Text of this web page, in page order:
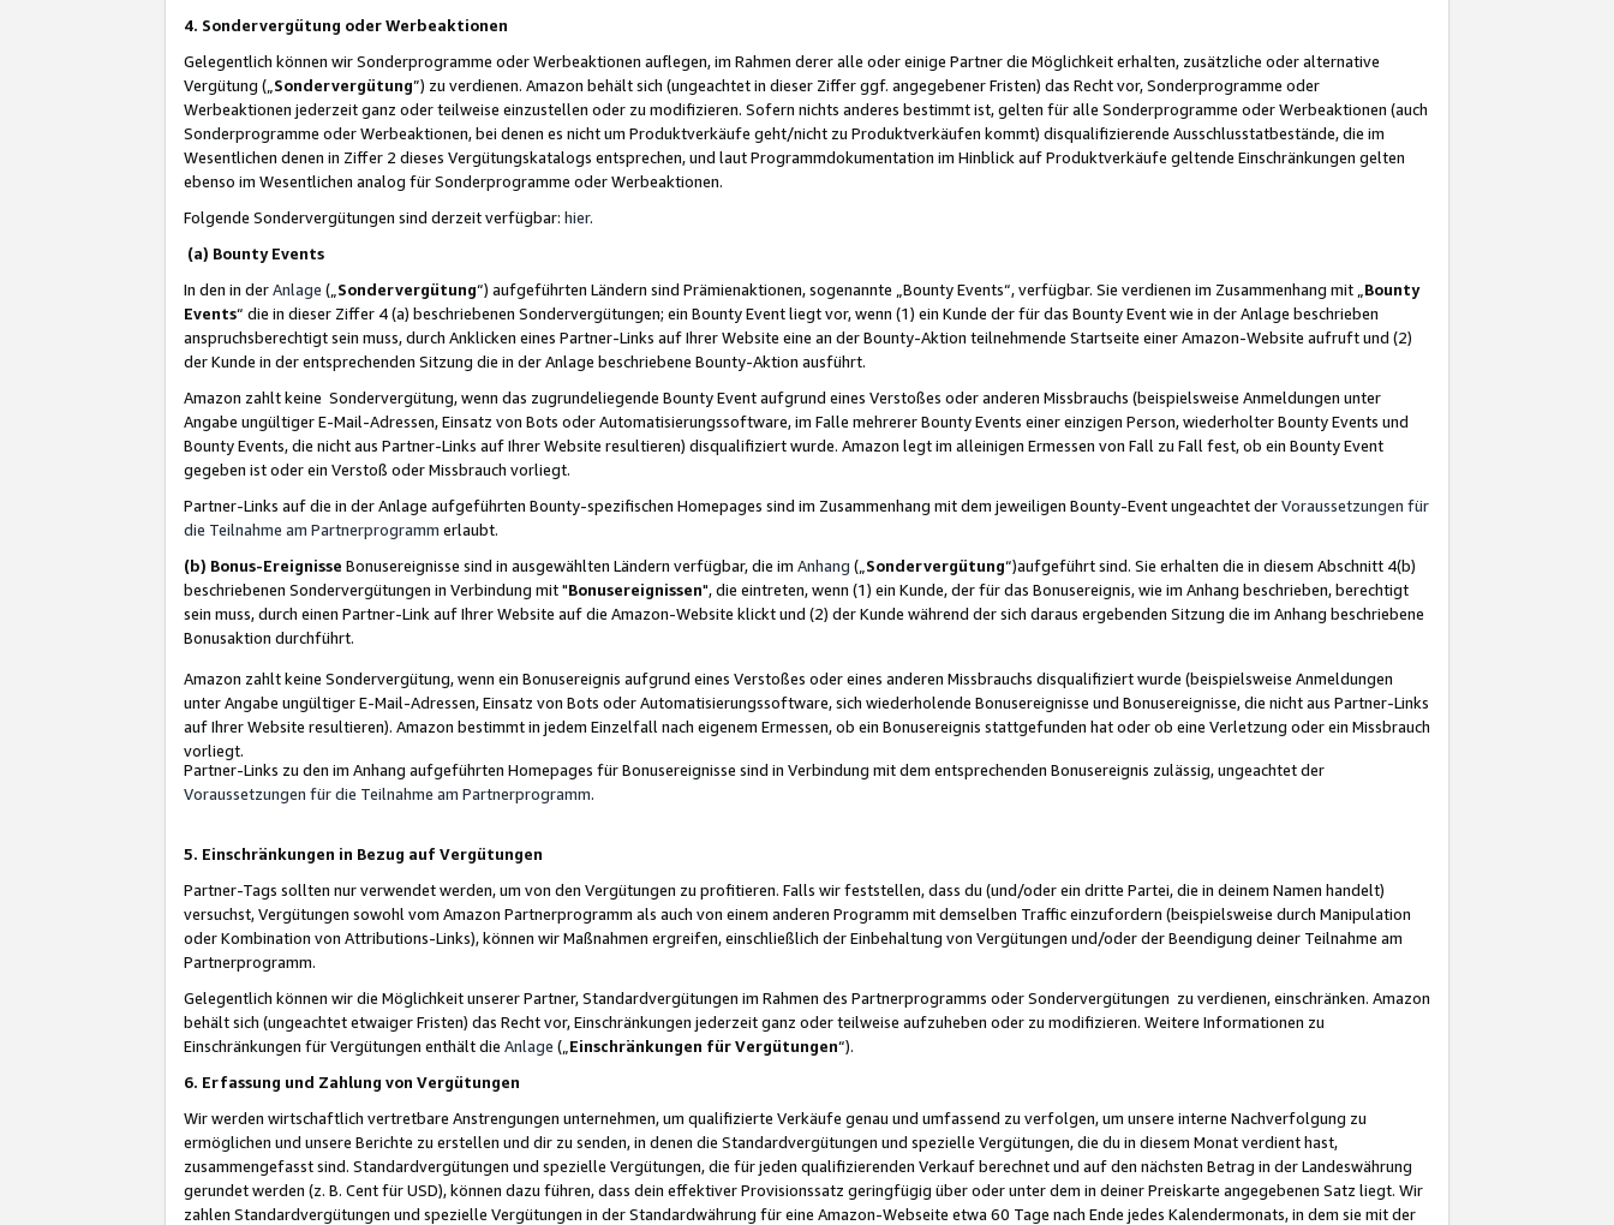
4. Sondervergütung oder Werbeaktionen
Gelegentlich können wir Sonderprogramme oder Werbeaktionen auflegen, im Rahmen derer alle oder einige Partner die Möglichkeit erhalten, zusätzliche oder alternative
Vergütung („ Sondervergütung”) zu verdienen. Amazon behält sich (ungeachtet in dieser Ziffer ggf. angegebener Fristen) das Recht vor, Sonderprogramme oder
Werbeaktionen jederzeit ganz oder teilweise einzustellen oder zu modifizieren. Sofern nichts anderes bestimmt ist, gelten für alle Sonderprogramme oder Werbeaktionen (auch
Sonderprogramme oder Werbeaktionen, bei denen es nicht um Produktverkäufe geht/nicht zu Produktverkäufen kommt) disqualifizierende Ausschlusstatbestände, die im
Wesentlichen denen in Ziffer 2 dieses Vergütungskatalogs entsprechen, und laut Programmdokumentation im Hinblick auf Produktverkäufe geltende Einschränkungen gelten
ebenso im Wesentlichen analog für Sonderprogramme oder Werbeaktionen.
Folgende Sondervergütungen sind derzeit verfügbar: hier.
(a) Bounty Events
In den in derAnlage („ Sondervergütung“) aufgeführten Ländern sind Prämienaktionen, sogenannte „Bounty Events“, verfügbar. Sie verdienen im Zusammenhang mit „ Bounty
Events“ die in dieser Ziffer 4 (a) beschriebenen Sondervergütungen; ein Bounty Event liegt vor, wenn (1) ein Kunde der für das Bounty Event wie in der Anlage beschrieben
anspruchsberechtigt sein muss, durch Anklicken eines Partner-Links auf Ihrer Website eine an der Bounty-Aktion teilnehmende Startseite einer Amazon-Website aufruft und (2)
der Kunde in der entsprechenden Sitzung die in der Anlage beschriebene Bounty-Aktion ausführt.
Amazon zahlt keine Sondervergütung, wenn das zugrundeliegende Bounty Event aufgrund eines Verstoßes oder anderen Missbrauchs (beispielsweise Anmeldungen unter
Angabe ungültiger E-Mail-Adressen, Einsatz von Bots oder Automatisierungssoftware, im Falle mehrerer Bounty Events einer einzigen Person, wiederholter Bounty Events und
Bounty Events, die nicht aus Partner-Links auf Ihrer Website resultieren) disqualifiziert wurde. Amazon legt im alleinigen Ermessen von Fall zu Fall fest, ob ein Bounty Event
gegeben ist oder ein Verstoß oder Missbrauch vorliegt.
Partner-Links auf die in der Anlage aufgeführten Bounty-spezifischen Homepages sind im Zusammenhang mit dem jeweiligen Bounty-Event ungeachtet derVoraussetzungen für
die Teilnahme am Partnerprogramm erlaubt.
(b) Bonus-Ereignisse Bonusereignisse sind in ausgewählten Ländern verfügbar, die im Anhang („ Sondervergütung“)aufgeführt sind. Sie erhalten die in diesem Abschnitt 4(b)
beschriebenen Sondervergütungen in Verbindung mit "Bonusereignissen", die eintreten, wenn (1) ein Kunde, der für das Bonusereignis, wie im Anhang beschrieben, berechtigt
sein muss, durch einen Partner-Link auf Ihrer Website auf die Amazon-Website klickt und (2) der Kunde während der sich daraus ergebenden Sitzung die im Anhang beschriebene
Bonusaktion durchführt.
Amazon zahlt keine Sondervergütung, wenn ein Bonusereignis aufgrund eines Verstoßes oder eines anderen Missbrauchs disqualifiziert wurde (beispielsweise Anmeldungen
unter Angabe ungültiger E-Mail-Adressen, Einsatz von Bots oder Automatisierungssoftware, sich wiederholende Bonusereignisse und Bonusereignisse, die nicht aus Partner-Links
auf Ihrer Website resultieren). Amazon bestimmt in jedem Einzelfall nach eigenem Ermessen, ob ein Bonusereignis stattgefunden hat oder ob eine Verletzung oder ein Missbrauch
vorliegt.
Partner-Links zu den im Anhang aufgeführten Homepages für Bonusereignisse sind in Verbindung mit dem entsprechenden Bonusereignis zulässig, ungeachtet der
Voraussetzungen für die Teilnahme am Partnerprogramm.
5. Einschränkungen in Bezug auf Vergütungen
Partner-Tags sollten nur verwendet werden, um von den Vergütungen zu profitieren. Falls wir feststellen, dass du (und/oder ein dritte Partei, die in deinem Namen handelt)
versuchst, Vergütungen sowohl vom Amazon Partnerprogramm als auch von einem anderen Programm mit demselben Traffic einzufordern (beispielsweise durch Manipulation
oder Kombination von Attributions-Links), können wir Maßnahmen ergreifen, einschließlich der Einbehaltung von Vergütungen und/oder der Beendigung deiner Teilnahme am
Partnerprogramm.
Gelegentlich können wir die Möglichkeit unserer Partner, Standardvergütungen im Rahmen des Partnerprogramms oder Sondervergütungen zu verdienen, einschränken. Amazon
behält sich (ungeachtet etwaiger Fristen) das Recht vor, Einschränkungen jederzeit ganz oder teilweise aufzuheben oder zu modifizieren. Weitere Informationen zu
Einschränkungen für Vergütungen enthält die Anlage („ Einschränkungen für Vergütungen“).
6. Erfassung und Zahlung von Vergütungen
Wir werden wirtschaftlich vertretbare Anstrengungen unternehmen, um qualifizierte Verkäufe genau und umfassend zu verfolgen, um unsere interne Nachverfolgung zu
ermöglichen und unsere Berichte zu erstellen und dir zu senden, in denen die Standardvergütungen und spezielle Vergütungen, die du in diesem Monat verdient hast,
zusammengefasst sind. Standardvergütungen und spezielle Vergütungen, die für jeden qualifizierenden Verkauf berechnet und auf den nächsten Betrag in der Landeswährung
gerundet werden (z. B. Cent für USD), können dazu führen, dass dein effektiver Provisionssatz geringfügig über oder unter dem in deiner Preiskarte angegebenen Satz liegt. Wir
zahlen Standardvergütungen und spezielle Vergütungen in der Standardwährung für eine Amazon-Webseite etwa 60 Tage nach Ende jedes Kalendermonats, in dem sie mit der